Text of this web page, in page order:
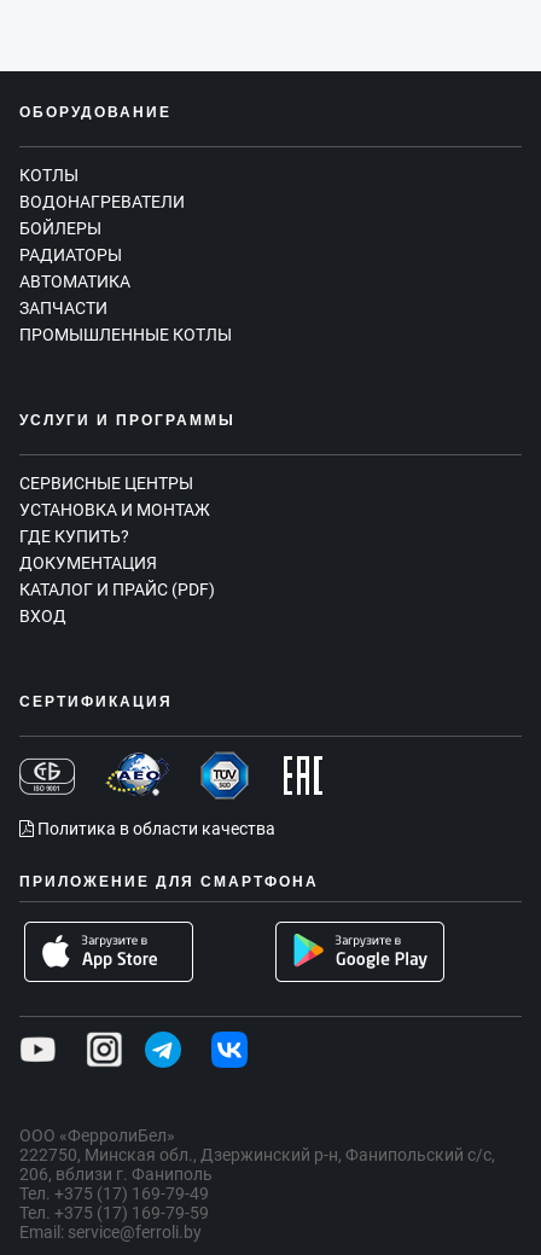
ОБОРУДОВАНИЕ
КОТЛЫ
ВОДОНАГРЕВАТЕЛИ
БОЙЛЕРЫ
РАДИАТОРЫ
АВТОМАТИКА
ЗАПЧАСТИ
ПРОМЫШЛЕННЫЕ КОТЛЫ
УСЛУГИ И ПРОГРАММЫ
СЕРВИСНЫЕ ЦЕНТРЫ
УСТАНОВКА И МОНТАЖ
ГДЕ КУПИТЬ?
ДОКУМЕНТАЦИЯ
КАТАЛОГ И ПРАЙС (PDF)
ВХОД
СЕРТИФИКАЦИЯ
Политика в области качества
ПРИЛОЖЕНИЕ ДЛЯ СМАРТФОНА
ООО «ФерролиБел»
222750, Минская обл., Дзержинский р-н, Фанипольский с/с,
206, вблизи г. Фаниполь
Тел. +375 (17) 169-79-49
Тел. +375 (17) 169-79-59
Email: service@ferroli.by